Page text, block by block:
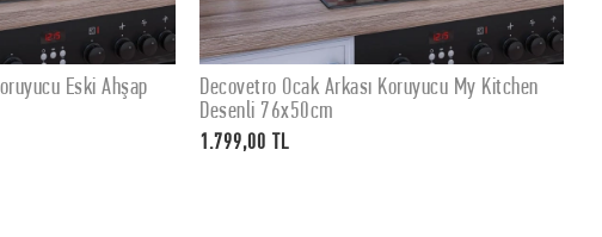
EKLE
My Kitchen
SEPETE EKLE
Decovetro Ocak Arkası Koruyucu My Kitchen
Desenli 60x52cm
1.399,00 TL